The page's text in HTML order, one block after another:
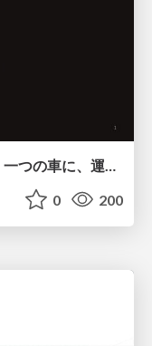
0 200